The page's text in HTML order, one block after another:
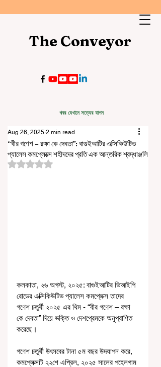
The Conveyor
খবর যেখানে সত্যের যাপন
“বীর গণেশ – রক্ষা কে দেবতা”: বাগুইআটির এক্সিকিউটিভ
প্যালেস কমপ্লেক্সে শহীদদের প্রতি এক আন্তরিক শ্রদ্ধাঞ্জলি
Aug 26, 2025 2 min read
Rated NaN out of 5 stars.
কলকাতা, ২৬ অগস্ট, ২০২৫: বাগুইআটির ভিআইপি
রোডের এক্সিকিউটিভ প্যালেস কমপ্লেক্স তাদের
গণেশ চতুর্থী ২০২৫ এর থিম - “বীর গণেশ – রক্ষা
কে দেবতা” দিয়ে ভক্তি ও দেশপ্রেমকে অনুপ্রাণিত
করেছে।
গণেশ চতুর্থী উৎসবের টানা ৫ম বছর উদযাপন করে,
কমপ্লেক্সটি ২২শে এপ্রিল, ২০২৫ সালের পহেলগাম